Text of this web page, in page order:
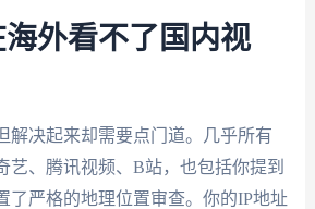
外看不了国内视
解决起来却需要点门道。几乎所有
艺、腾讯视频、B站，也包括你提到
了严格的地理位置审查。你的IP地址